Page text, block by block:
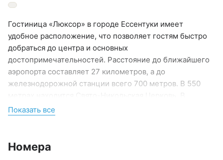
Гостиница «Люксор» в городе Ессентуки имеет
удобное расположение, что позволяет гостям быстро
добраться до центра и основных
достопримечательностей. Расстояние до ближайшего
аэропорта составляет 27 километров, а до
железнодорожной станции всего 700 метров. В 550
шаговой доступности работают магазины, кафе,
Номера находятся в 3-этажном здании. В комнатах для
отдыхающих установлена комфортабельная мягкая
Показать все
Номера